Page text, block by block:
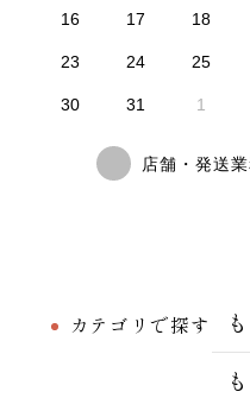
カテゴリで探す
16 17 18
23 24 25
30 31 1
店舗・発送